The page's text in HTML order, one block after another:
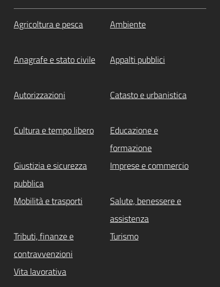
Agricoltura e pesca Ambiente
Anagrafe e stato civile Appalti pubblici
Autorizzazioni Catasto e urbanistica
Cultura e tempo libero
Educazione e
formazione
Giustizia e sicurezza
pubblica
Imprese e commercio
Mobilità e trasporti
Salute, benessere e
assistenza
Tributi, finanze e
contravvenzioni
Turismo
Vita lavorativa